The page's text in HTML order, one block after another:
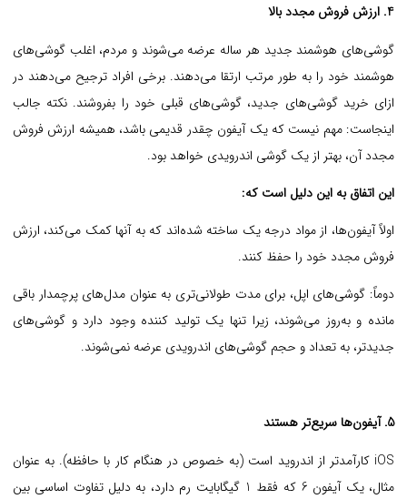
4. ارزش فروش مجدد بالا
گوشی‌های هوشمند جدید هر ساله عرضه می‌شوند و مردم، اغلب گوشی‌های
هوشمند خود را به طور مرتب ارتقا می‌دهند. برخی افراد ترجیح می‌دهند در
ازای خرید گوشی‌های جدید، گوشی‌های قبلی خود را بفروشند. نکته جالب
اینجاست: مهم نیست که یک آیفون چقدر قدیمی باشد، همیشه ارزش فروش
مجدد آن، بهتر از یک گوشی اندرویدی خواهد بود.
این اتفاق به این دلیل است که:
اولاً آیفون‌ها، از مواد درجه یک ساخته شده‌اند که به آنها کمک می‌کند، ارزش
فروش مجدد خود را حفظ کنند.
دوماً: گوشی‌های اپل، برای مدت طولانی‌تری به عنوان مدل‌های پرچمدار باقی
مانده و به‌روز می‌شوند، زیرا تنها یک تولید کننده وجود دارد و گوشی‌های
جدیدتر، به تعداد و حجم گوشی‌های اندرویدی عرضه نمی‌شوند.
5. آیفون‌ها سریع‌تر هستند
iOS کارآمدتر از اندروید است (به خصوص در هنگام کار با حافظه). به عنوان
مثال، یک آیفون 6 که فقط 1 گیگابایت رم دارد، به دلیل تفاوت اساسی بین